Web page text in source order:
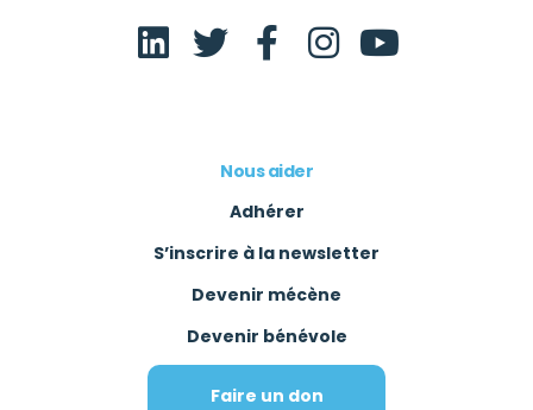
Nous aider
Adhérer
S’inscrire à la newsletter
Devenir mécène
Devenir bénévole
Faire un don